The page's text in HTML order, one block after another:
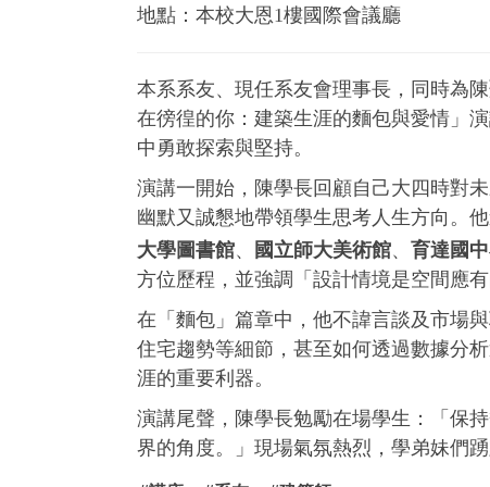
地點：本校大恩1樓國際會議廳
本系系友、現任系友會理事長，同時為
在徬徨的你：建築生涯的麵包與愛情」
中勇敢探索與堅持。
演講一開始，陳學長回顧自己大四時對
幽默又誠懇地帶領學生思考人生方向。
大學圖書館、 國立師大美術館、 育達國
方位歷程，並強調「設計情境是空間應有
在「麵包」篇章中，他不諱言談及市場
住宅趨勢等細節，甚至如何透過數據分
涯的重要利器。
演講尾聲，陳學長勉勵在場學生：「保
界的角度。」現場氣氛熱烈，學弟妹們